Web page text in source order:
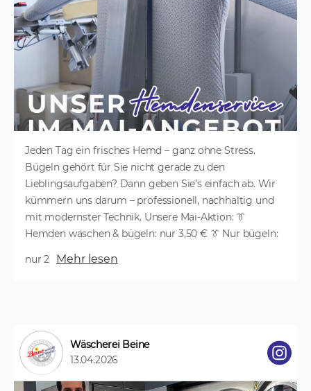
Jeden Tag ein frisches Hemd – ganz ohne Stress.
Bügeln gehört für Sie nicht gerade zu den
Lieblingsaufgaben? Dann geben Sie’s einfach ab. Wir
kümmern uns darum – professionell, nachhaltig und
mit modernster Technik. Unsere Mai-Aktion: 👔
Hemden waschen & bügeln: nur 3,50 € 👔 Nur bügeln:
nur 2 Mehr lesen
Wäscherei Beine
13.04.2026